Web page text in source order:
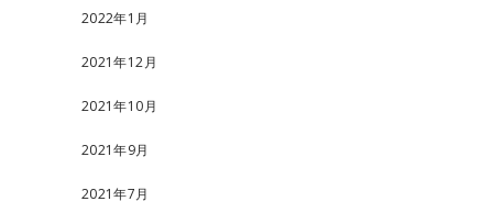
2022年1月
2021年12月
2021年10月
2021年9月
2021年7月